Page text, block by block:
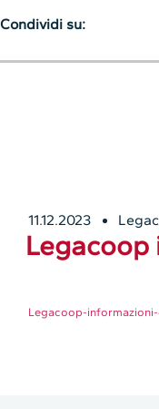
11.12.2023
Legacoop
Legacoop-informazioni-
Condividi su: